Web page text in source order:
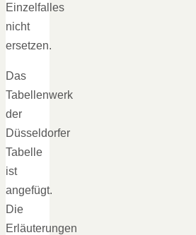
Einzelfalles
nicht
ersetzen.
Das
Tabellenwerk
der
Düsseldorfer
Tabelle
ist
angefügt.
Die
Erläuterungen